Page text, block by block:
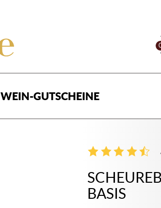
WEIN-GUTSCHEINE
BASIS
2